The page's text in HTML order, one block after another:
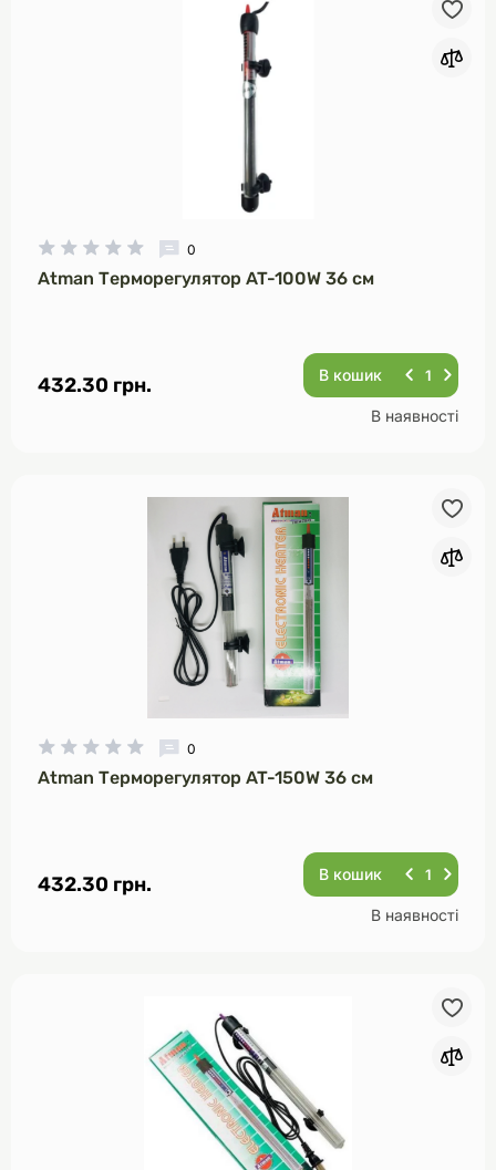
0
Atman Терморегулятор AT-100W 36 см
432.30 грн. В кошик
В наявності
0
Atman Терморегулятор AT-150W 36 см
432.30 грн. В кошик
В наявності